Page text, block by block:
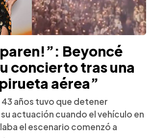
paren!”: Beyoncé
concierto tras una
aérea”
años tuvo que detener
actuación cuando el vehículo en
el escenario comenzó a